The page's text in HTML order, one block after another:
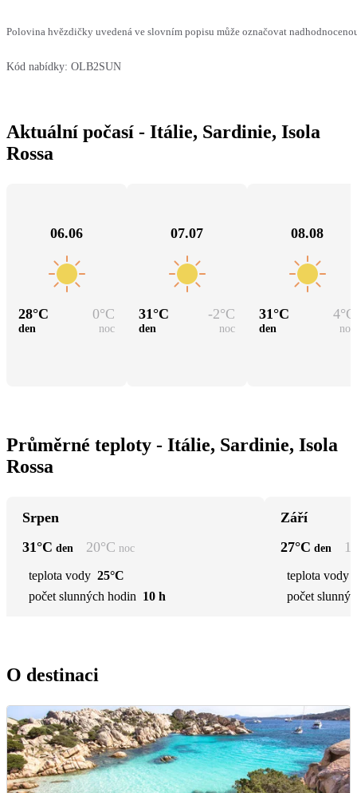
Polovina hvězdičky uvedená ve slovním popisu může označovat
Kód nabídky: OLB2SUN
Aktuální počasí - Itálie, Sardinie, Isola
Rossa
06.06
28°C 0°C
den noc
07.07
31°C -2°C
den noc
08.08
31°C 4°C
den noc
Průměrné teploty - Itálie, Sardinie, Isola
Rossa
Srpen
31°C den 20°C noc
teplota vody 25°C
počet slunných hodin 10 h
Září
27°C den
teplota vody
počet
O destinaci